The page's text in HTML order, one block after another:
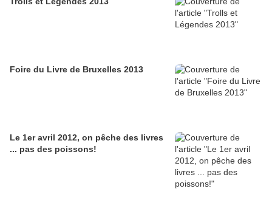
Foire du Livre de Bruxelles 2013
Le 1er avril 2012, on pêche des livres
... pas des poissons!